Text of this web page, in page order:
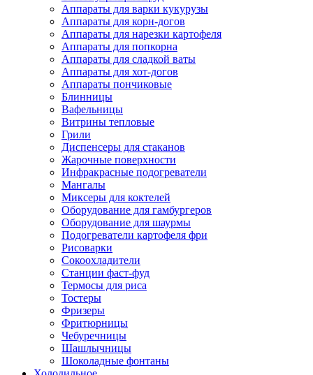
Аппараты для варки кукурузы
Аппараты для корн-догов
Аппараты для нарезки картофеля
Аппараты для попкорна
Аппараты для сладкой ваты
Аппараты для хот-догов
Аппараты пончиковые
Блинницы
Вафельницы
Витрины тепловые
Грили
Диспенсеры для стаканов
Жарочные поверхности
Инфракрасные подогреватели
Мангалы
Миксеры для коктелей
Оборудование для гамбургеров
Оборудование для шаурмы
Подогреватели картофеля фри
Рисоварки
Сокоохладители
Станции фаст-фуд
Термосы для риса
Тостеры
Фризеры
Фритюрницы
Чебуречницы
Шашлычницы
Шоколадные фонтаны